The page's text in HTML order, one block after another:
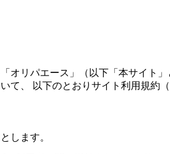
オリパエース」（以下「本サイト
、 以下のとおりサイト利用規約
します。